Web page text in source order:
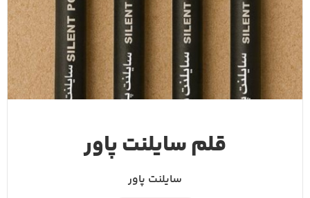
قلم سایلنت پاور
سایلنت پاور